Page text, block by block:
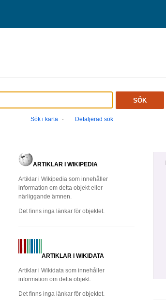
SÖK
Sök i karta ·
Detaljerad sök
ARTIKLAR I WIKIPEDIA
Artiklar i Wikipedia som innehåller
information om detta objekt eller
närliggande ämnen.
Det finns inga länkar för objektet.
ARTIKLAR I WIKIDATA
Artiklar i Wikidata som innehåller
information om detta objekt.
Det finns inga länkar för objektet.